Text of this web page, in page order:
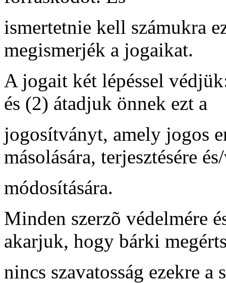
ismertetnie kell számukra
megismerjék a jogaikat.
A jogait két lépéssel
és (2) átadjuk önnek ezt a
jogosítványt, amely jogos
másolására, terjesztésére
módosítására.
Minden szerzõ védelmére
akarjuk, hogy bárki
nincs szavatosság ezekre a